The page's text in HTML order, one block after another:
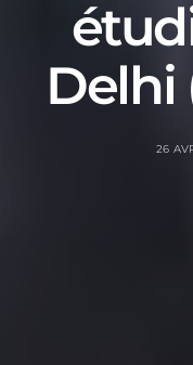
Delhi
26